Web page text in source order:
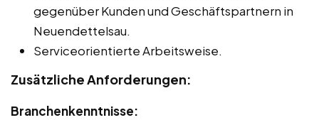
gegenüber Kunden und Geschäftspartnern in
Neuendettelsau.
Serviceorientierte Arbeitsweise.
Zusätzliche Anforderungen:
Branchenkenntnisse: